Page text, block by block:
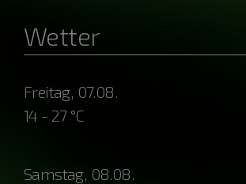
Wetter
Freitag, 07.08.
14 - 27 °C
Samstag, 08.08.